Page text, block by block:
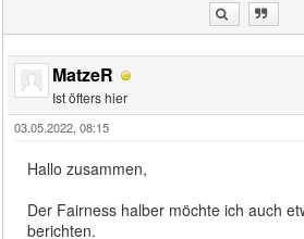
MatzeR
Ist öfters hier
03.05.2022, 08:15
Hallo zusammen,
Der Fairness halber möchte ich auch
berichten.